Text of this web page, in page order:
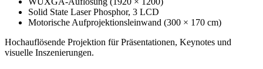
Solid State Laser Phosphor, 3 LCD
Motorische Aufprojektionsleinwand (300 × 170 cm)
Hochauflösende Projektion für Präsentationen, Keynotes und
visuelle Inszenierungen.